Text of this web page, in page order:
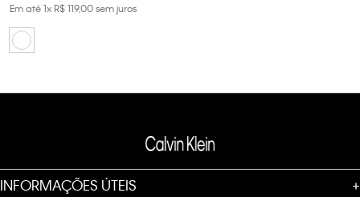
Em até1xR$119,00sem juros
INFORMAÇÕES ÚTEIS +